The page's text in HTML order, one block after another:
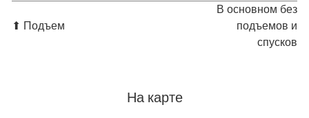
⬆ Подъем
В основном без
подъемов и
спусков
На карте